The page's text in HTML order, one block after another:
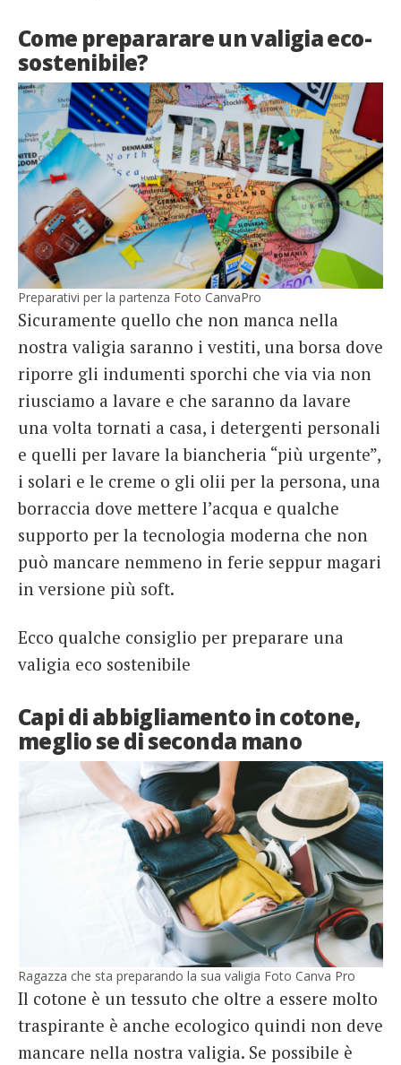
Come prepararare un valigia eco-
sostenibile?
Preparativi per la partenza Foto CanvaPro
Sicuramente quello che non manca nella
nostra valigia saranno i vestiti, una borsa dove
riporre gli indumenti sporchi che via via non
riusciamo a lavare e che saranno da lavare
una volta tornati a casa, i detergenti personali
e quelli per lavare la biancheria “più urgente”,
i solari e le creme o gli olii per la persona, una
borraccia dove mettere l’acqua e qualche
supporto per la tecnologia moderna che non
può mancare nemmeno in ferie seppur magari
in versione più soft.
Ecco qualche consiglio per preparare una
valigia eco sostenibile
Capi di abbigliamento in cotone,
meglio se di seconda mano
Ragazza che sta preparando la sua valigia Foto Canva Pro
Il cotone è un tessuto che oltre a essere molto
traspirante è anche ecologico quindi non deve
mancare nella nostra valigia. Se possibile è